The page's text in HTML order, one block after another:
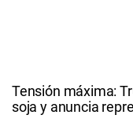
Tensión máxima:
soja y anuncia